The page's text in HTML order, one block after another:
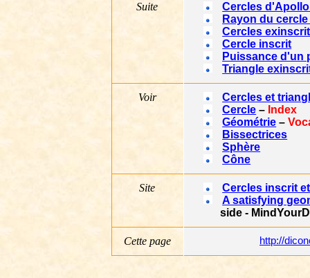
Suite
Cercles
Rayon du
Cercles
Cercle inscrit
Puissance d'un
Triangle
Voir
Cercles et
Cercle – Index
Géométrie –
Bissectrices
Sphère
Cône
Site
Cercles inscrit
A satisfying
side -
Cette page http://